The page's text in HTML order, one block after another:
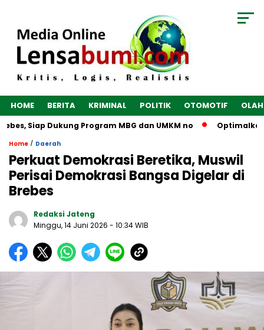
HOME BERITA KRIMINAL POLITIK OTOMOTIF
Siap Dukung Program MBG dan UMKM no Optimalkan
Home / Daerah
Perkuat Demokrasi Beretika, Muswil
Perisai Demokrasi Bangsa Digelar di
Brebes
Redaksi Jateng
Minggu, 14 Juni 2026 - 10:34 WIB